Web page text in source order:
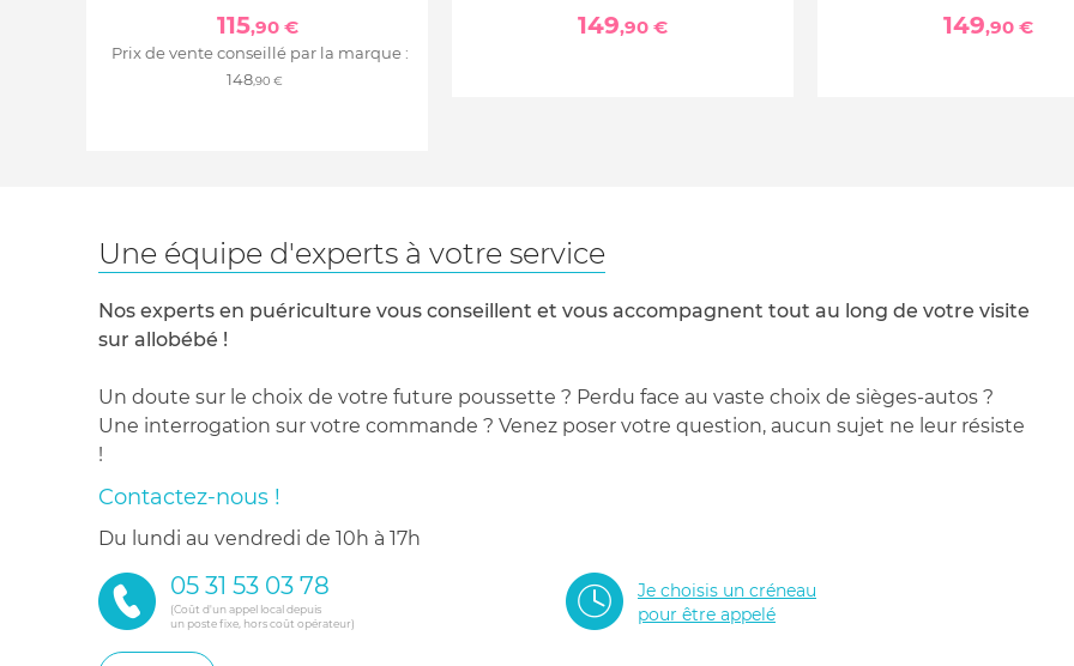
115,90 €
Prix de vente conseillé par la marque :
148,90 €
149,90 € 149,90 €
Une équipe d'experts à votre service
Nos experts en puériculture vous conseillent et vous accompagnent tout au long de votre visite
sur allobébé !
Un doute sur le choix de votre future poussette ? Perdu face au vaste choix de sièges-autos ?
Une interrogation sur votre commande ? Venez poser votre question, aucun sujet ne leur résiste
!
Contactez-nous !
du lundi au vendredi de 10h à 17h
05 31 53 03 78
(Coût d'un appel local depuis
un poste fixe, hors coût opérateur)
Je choisis un créneau
pour être appelé